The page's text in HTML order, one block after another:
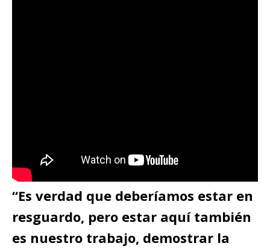
“Es verdad que deberíamos estar en
resguardo, pero estar aquí también
es nuestro trabajo, demostrar la